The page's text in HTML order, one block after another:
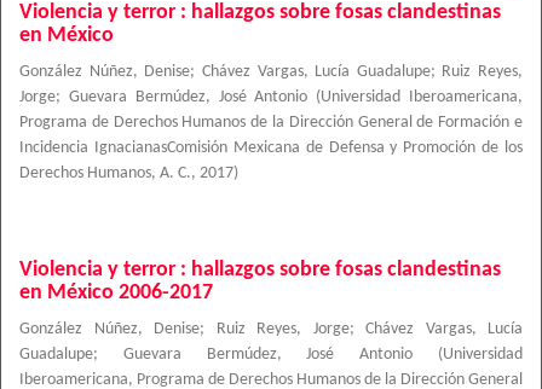
Violencia y terror : hallazgos sobre fosas clandestinas
en México
González Núñez, Denise; Chávez Vargas, Lucía Guadalupe;
Ruiz Reyes,
Jorge; Guevara Bermúdez, José Antonio (Universidad Iberoamericana,
Programa de Derechos Humanos de la Dirección General de Formación e
Incidencia IgnacianasComisión Mexicana de Defensa y Promoción de los
Derechos Humanos, A. C., 2017)
Violencia y terror : hallazgos sobre fosas clandestinas
en México 2006-2017
González Núñez, Denise; Ruiz Reyes, Jorge; Chávez Vargas, Lucía
Guadalupe; Guevara Bermúdez, José Antonio (Universidad
Iberoamericana, Programa de Derechos Humanos de la Dirección General